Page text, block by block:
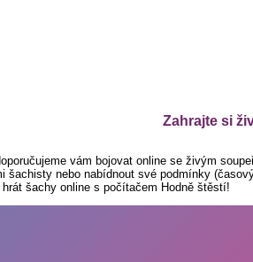
Zahrajte si
vám bojovat online se živým
šachisty nebo nabídnout své podmínky
šachy online s počítačem Hodně štěstí!